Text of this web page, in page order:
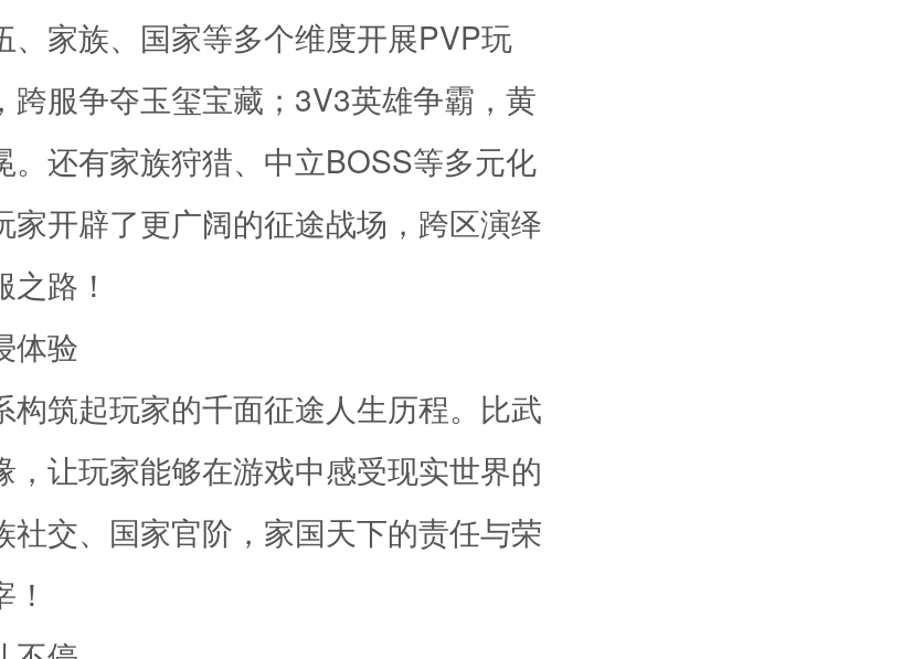
、家族、国家等多个维度开展PVP玩
跨服争夺玉玺宝藏；3V3英雄争霸，黄
。还有家族狩猎、中立BOSS等多元化
家开辟了更广阔的征途战场，跨区演绎
路！
体验
构筑起玩家的千面征途人生历程。比武
，让玩家能够在游戏中感受现实世界的
社交、国家官阶，家国天下的责任与荣